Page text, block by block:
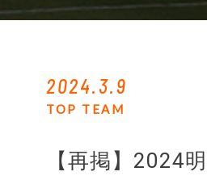
2024.3.9
TOP TEAM
【再掲】2024